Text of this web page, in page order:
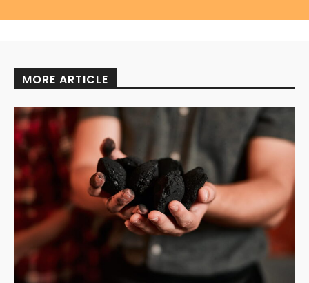
MORE ARTICLE